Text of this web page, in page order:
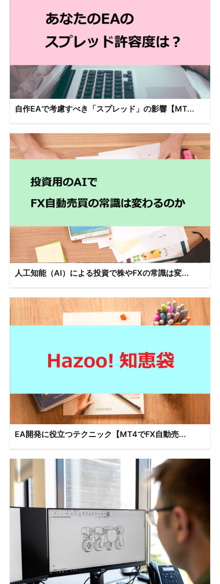
自作EAで考慮すべき「スプレッド」の影響【MT...
人工知能（AI）による投資で株やFXの常識は変...
EA開発に役立つテクニック【MT4でFX自動売...